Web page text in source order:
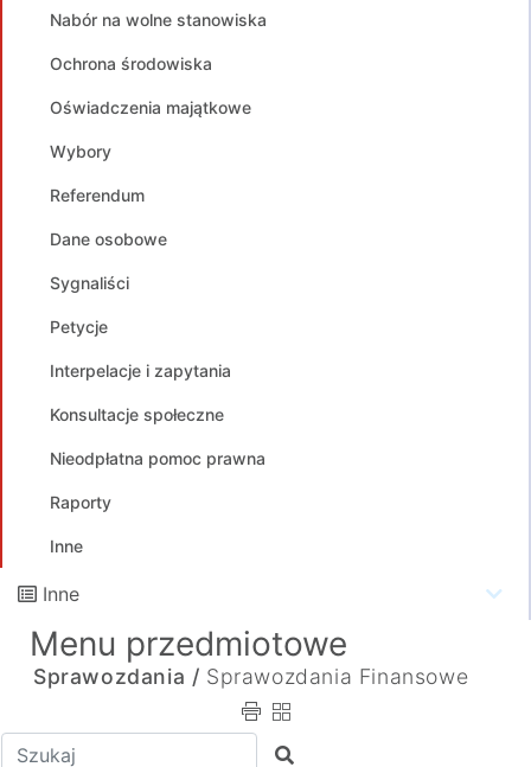
Nabór na wolne stanowiska
Ochrona środowiska
Oświadczenia majątkowe
Wybory
Referendum
Dane osobowe
Sygnaliści
Petycje
Interpelacje i zapytania
Konsultacje społeczne
Nieodpłatna pomoc prawna
Raporty
Inne
Inne
Menu przedmiotowe
Sprawozdania / Sprawozdania Finansowe
Wpisz tekst do wyszukania Szukaj